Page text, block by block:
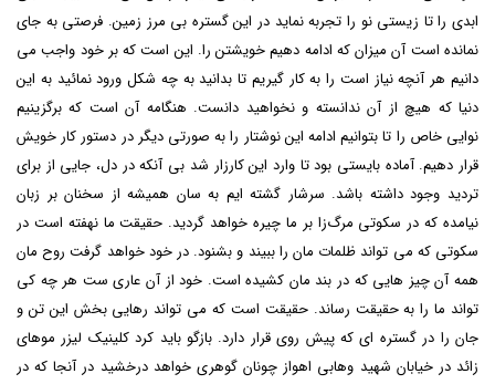
ابدی را تا زیستی نو را تجربه نماید در این گستره بی مرز زمین. فرصتی به جای
نمانده است آن میزان که ادامه دهیم خویشتن را. این است که بر خود واجب می
دانیم هر آنچه نیاز است را به کار گیریم تا بدانید به چه شکل ورود نمائید به این
دنیا که هیچ از آن ندانسته و نخواهید دانست. هنگامه آن است که برگزینیم
نوایی خاص را تا بتوانیم ادامه این نوشتار را به صورتی دیگر در دستور کار خویش
قرار دهیم. آماده بایستی بود تا وارد این کارزار شد بی آنکه در دل، جایی از برای
تردید وجود داشته باشد. سرشار گشته ایم به سان همیشه از سخنان بر زبان
نیامده که در سکوتی مرگ‌زا بر ما چیره خواهد گردید. حقیقت ما نهفته است در
سکوتی که می تواند ظلمات مان را ببیند و بشنود. در خود خواهد گرفت روح مان
همه آن چیز هایی که در بند مان کشیده است. خود از آن عاری ست هر چه کی
تواند ما را به حقیقت رساند. حقیقت است که می تواند رهایی بخش این تن و
جان را در گستره ای که پیش روی قرار دارد. بازگو باید کردکلینیک لیزر موهای
زائد در خیابان شهید وهابی اهواز چونان گوهری خواهد درخشید در آنجا که در